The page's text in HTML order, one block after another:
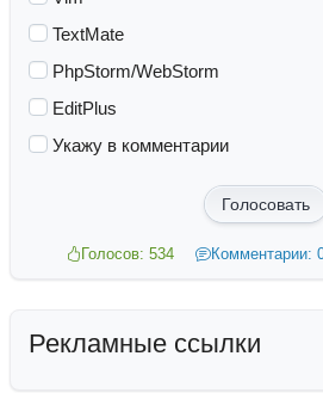
TextMate
PhpStorm/WebStorm
EditPlus
Укажу в комментарии
Голосовать
Голосов: 534 Комментарии:
Рекламные ссылки